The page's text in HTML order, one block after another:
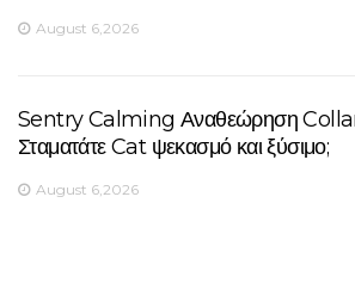
August 6,2026
Sentry Calming Αναθεώρηση
Σταματάτε Cat ψεκασμό και ξύσιμο;
August 6,2026